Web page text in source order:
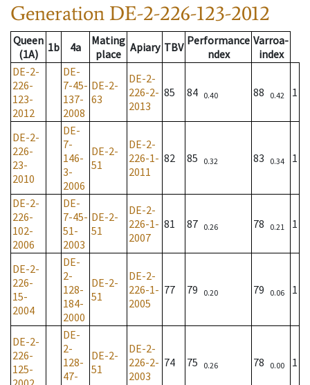
Generation DE-2-226-123-2012
Queen
(1A)
1b 4a
Mating
place
Apiary TBV Performance
ndex
Varroa-
index
DE-2-
226-
123-
2012
DE-
7-45-
137-
2008
DE-2-
63
DE-2-
226-2-
2013
85 84 0.40 88 0.42 1
DE-2-
226-
23-
2010
DE-
7-
146-
3-
2006
DE-2-
51
DE-2-
226-1-
2011
82 85 0.32 83 0.34 1
DE-2-
226-
102-
2006
DE-
7-45-
51-
2003
DE-2-
51
DE-2-
226-1-
2007
81 87 0.26 78 0.21 1
DE-2-
226-
15-
2004
DE-
2-
128-
184-
2000
DE-2-
51
DE-2-
226-1-
2005
77 79 0.20 79 0.06 1
DE-2-
226-
125-
DE-
2-
128-
47-
DE-2-
51
DE-2-
226-2-
2003
74 75 0.26 78 0.00 1